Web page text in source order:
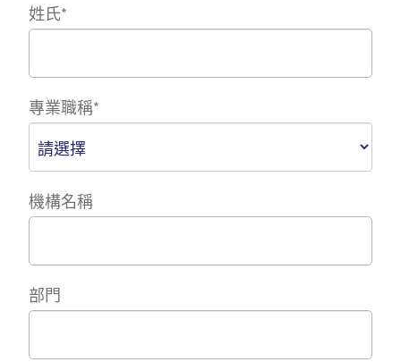
姓氏*
專業職稱*
機構名稱
部門